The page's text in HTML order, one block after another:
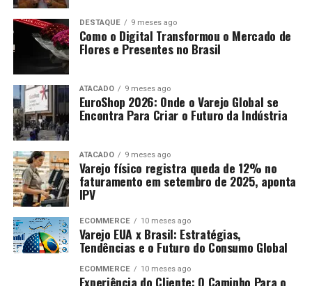
DESTAQUE 9 meses ago
Como o Digital Transformou o Mercado de
Flores e Presentes no Brasil
ATACADO 9 meses ago
EuroShop 2026: Onde o Varejo Global se
Encontra Para Criar o Futuro da Indústria
ATACADO 9 meses ago
Varejo físico registra queda de 12% no
faturamento em setembro de 2025, aponta
IPV
ECOMMERCE 10 meses ago
Varejo EUA x Brasil: Estratégias,
Tendências e o Futuro do Consumo Global
ECOMMERCE 10 meses ago
Experiência do Cliente: O Caminho Para o